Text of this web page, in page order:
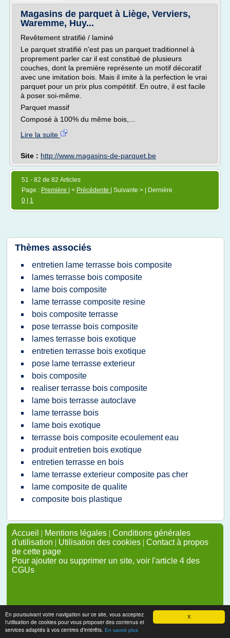
X
En poursuivant votre navigation sur ce site, vous acceptez
l'utilisation de cookies pour vous proposer des contenus et
services adaptés à vos centres d'intérêts. En savoir plus
Magasins de parquet à Liège, Verviers,
Waremme, Huy...
Revêtement stratifié / laminé
Le parquet stratifié n'est pas un parquet traditionnel à
proprement parler car il est constitué de plusieurs
couches, dont la première représente un motif décoratif
avec une imitation bois. Mais il imite à la perfection le vrai
parquet pour un prix plus compétitif. En outre, il est facile
à poser soi-même.
Parquet massif
Composé à 100% du même bois,...
Lire la suite
Site : http://www.magasins-de-parquet.be
51 - 82 de 82 Articles
Page : Première | < Précédente
| Suivante > | Dernière
0
1
Thèmes associés
entretien lame terrasse bois composite
lames terrasse bois composite
lame bois composite
lame terrasse composite resine
bois composite terrasse
pose terrasse bois composite
lames terrasse bois exotique
entretien terrasse bois exotique
pose lame terrasse exterieur
bois composite
realiser terrasse bois composite
lame bois terrasse autoclave
lame terrasse bois
lame bois exotique
terrasse bois composite ecoulement eau
produit entretien bois exotique
entretien terrasse en bois
lame terrasse exterieur composite pas cher
lame composite de qualite
composite bois plastique
Accueil | Mentions légales | Conditions générales
d'utilisation | Utilisation des cookies | Contact à propos
de cette page
Pour ajouter ou supprimer un site, voir l'article 4 des
CGUs